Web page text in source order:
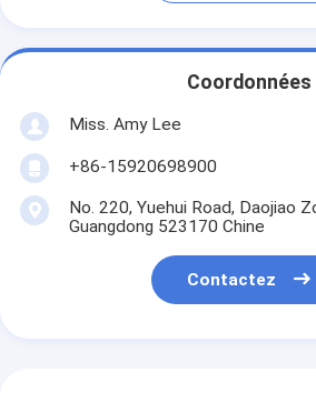
Coordonnées
Miss. Amy Lee
+86-15920698900
No. 220, Yuehui Road, Daojiao
Guangdong 523170 Chine
Contactez